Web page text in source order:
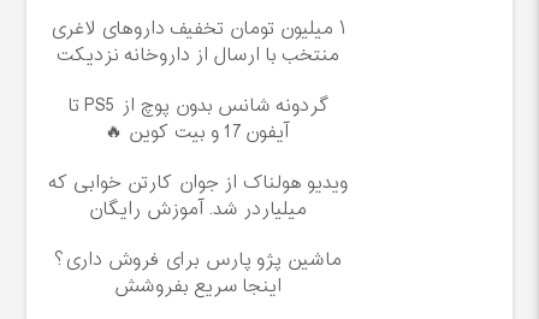
۱ میلیون تومان تخفیف داروهای لاغری
منتخب با ارسال از داروخانه نزدیکت
گردونه شانس بدون پوچ از PS5 تا
آیفون17 و بیت کوین 🔥
ویدیو هولناک از جوان کارتن خوابی که
میلیاردر شد. آموزش رایگان
ماشین پژو پارس برای فروش داری؟
اینجا سریع بفروشش